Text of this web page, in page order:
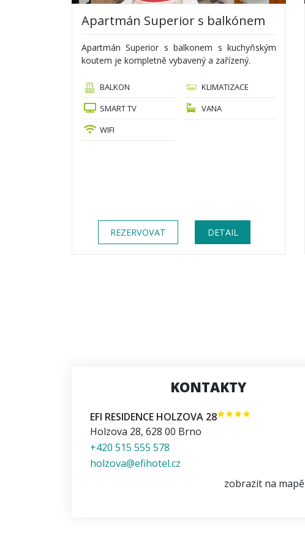
Apartmán Superior s balkónem
Apartmán Superior s balkonem s kuchyňským
koutem je kompletně vybavený a zařízený.
BALKON
KLIMATIZACE
SMART TV
VANA
WIFI
REZERVOVAT DETAIL
KONTAKTY
EFI RESIDENCE HOLZOVA 28
Holzova 28, 628 00 Brno
+420 515 555 578
holzova@efihotel.cz
zobrazit na mapě